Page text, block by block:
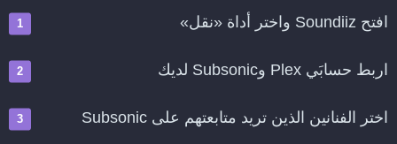
افتح Soundiiz واختر أداة «نقل»
اربط حسابَي Plex وSubsonic لديك
اختر الفنانين الذين تريد متابعتهم على Subsonic